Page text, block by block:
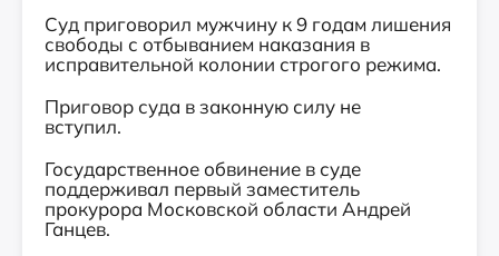
Суд приговорил мужчину к 9 годам лишения
свободы с отбыванием наказания в
исправительной колонии строгого режима.
Приговор суда в законную силу не
вступил.
Государственное обвинение в суде
поддерживал первый заместитель
прокурора Московской области Андрей
Ганцев.